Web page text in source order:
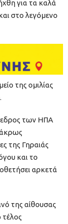
για τα καλά
στο λεγόμενο
της ομιλίας
των ΗΠΑ
της Γηραιάς
και το
αρκετά
της αίθουσας
τέλος